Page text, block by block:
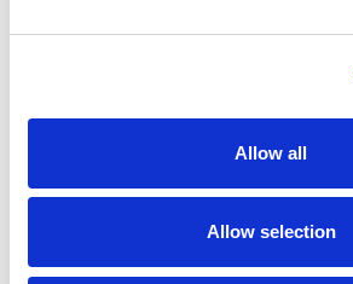
Allow all
Allow selection